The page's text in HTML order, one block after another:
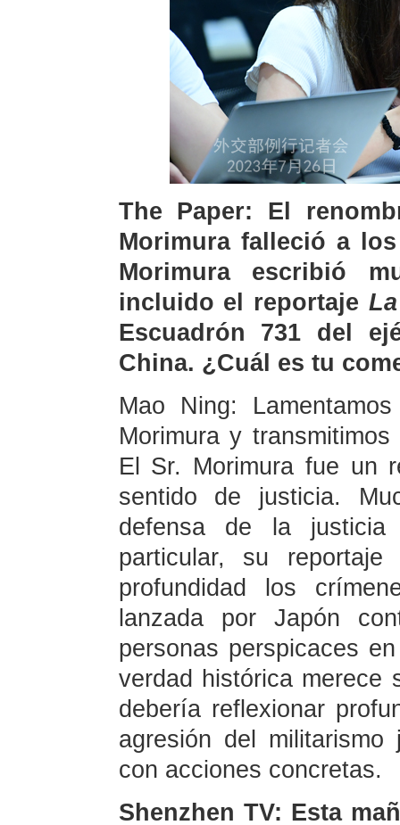
The Paper: El
Morimura falleció a
Morimura escribió
incluido el reportaje
Escuadrón 731 del
China. ¿Cuál es tu
Mao Ning:
Morimura y
El Sr. Morimura fue un
sentido de justicia.
defensa de la
particular, su
profundidad los
lanzada por Japón
personas perspicaces
verdad histórica merece
debería reflexionar
agresión del
con acciones concretas.
Shenzhen TV: Esta